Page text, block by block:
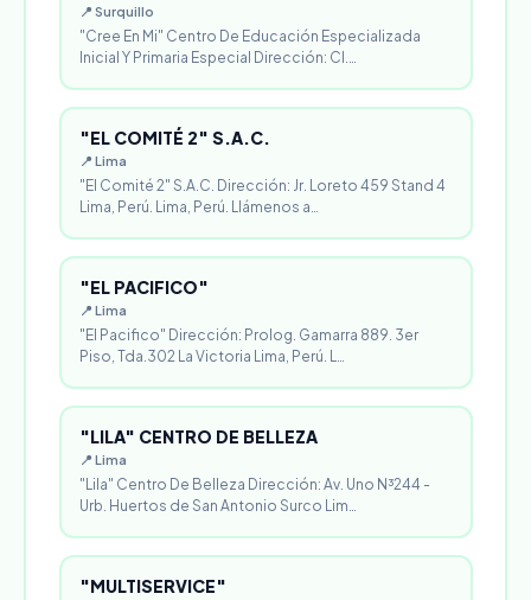
📍 Surquillo
"Cree En Mi" Centro De Educación Especializada
Inicial Y Primaria Especial Dirección: Cl.…
"EL COMITÉ 2" S.A.C.
📍 Lima
"El Comité 2" S.A.C. Dirección: Jr. Loreto 459 Stand 4
Lima, Perú. Lima, Perú. Llámenos a…
"EL PACIFICO"
📍 Lima
"El Pacifico" Dirección: Prolog. Gamarra 889. 3er
Piso, Tda.302 La Victoria Lima, Perú. L…
"LILA" CENTRO DE BELLEZA
📍 Lima
"Lila" Centro De Belleza Dirección: Av. Uno N³244 -
Urb. Huertos de San Antonio Surco Lim…
"MULTISERVICE"